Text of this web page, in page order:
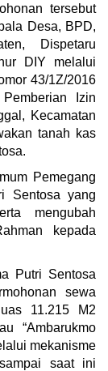
tersebut
Desa, BPD,
Dispetaru
DIY melalui
43/1Z/2016
Izin
Kecamatan
tanah kas
Pemegang
Sentosa yang
mengubah
kepada
Putri Sentosa
sewa
11.215 M2
“Ambarukmo
mekanisme
saat ini